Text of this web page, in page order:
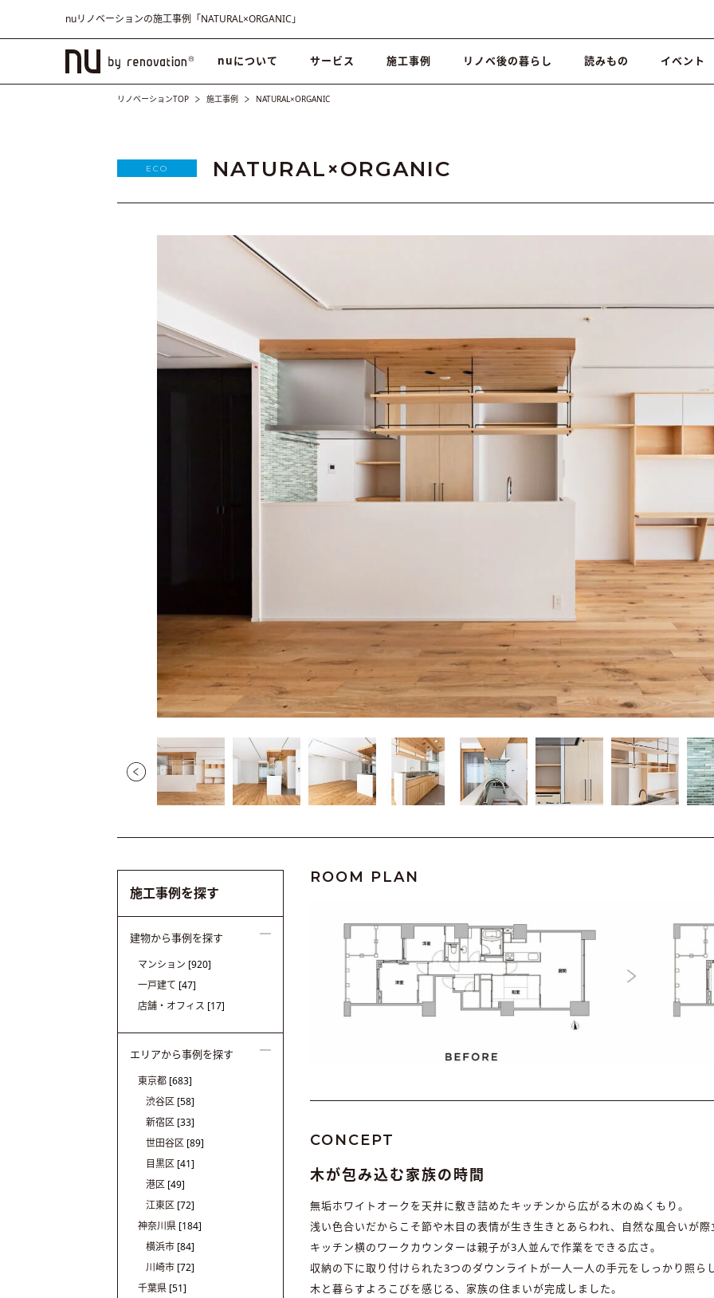
nuリノベーションの施工事例「NATURAL×ORGANIC」
nuについて サービス 施工事例 リノベ後の暮らし 読みもの イベント
リノベーションTOP 施工事例 NATURAL×ORGANIC
ECO NATURAL×ORGANIC
ROOM PLAN
CONCEPT
木が包み込む家族の時間
無垢ホワイトオークを天井に敷き詰めたキッチンから広がる木のぬくもり。
浅い色合いだからこそ節や木目の表情が生き生きとあらわれ、自然な風合いが際
キッチン横のワークカウンターは親子が3人並んで作業をできる広さ。
収納の下に取り付けられた3つのダウンライトが一人一人の手元をしっかり照らし
木と暮らすよろこびを感じる、家族の住まいが完成しました。
施工事例を探す
建物から事例を探す
マンション [920]
一戸建て [47]
店舗・オフィス [17]
エリアから事例を探す
東京都 [683]
渋谷区 [58]
新宿区 [33]
世田谷区 [89]
目黒区 [41]
港区 [49]
江東区 [72]
神奈川県 [184]
横浜市 [84]
川崎市 [72]
千葉県 [51]